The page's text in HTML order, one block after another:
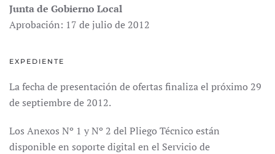
Junta de Gobierno Local
Aprobación: 17 de julio de 2012
EXPEDIENTE
La fecha de presentación de ofertas finaliza el próximo 29
de septiembre de 2012.
Los Anexos Nº 1 y Nº 2 del Pliego Técnico están
disponible en soporte digital en el Servicio de